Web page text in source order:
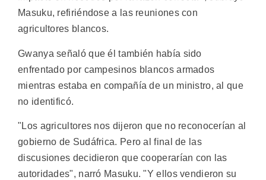
Masuku, refiriéndose a las reuniones con
agricultores blancos.
Gwanya señaló que él también había sido
enfrentado por campesinos blancos armados
mientras estaba en compañía de un ministro, al que
no identificó.
"Los agricultores nos dijeron que no reconocerían al
gobierno de Sudáfrica. Pero al final de las
discusiones decidieron que cooperarían con las
autoridades", narró Masuku. "Y ellos vendieron su